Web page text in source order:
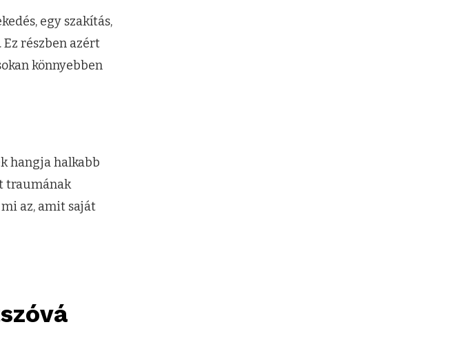
egy szakítás,
Ez részben azért
könnyebben
hangja halkabb
traumának
az, amit saját